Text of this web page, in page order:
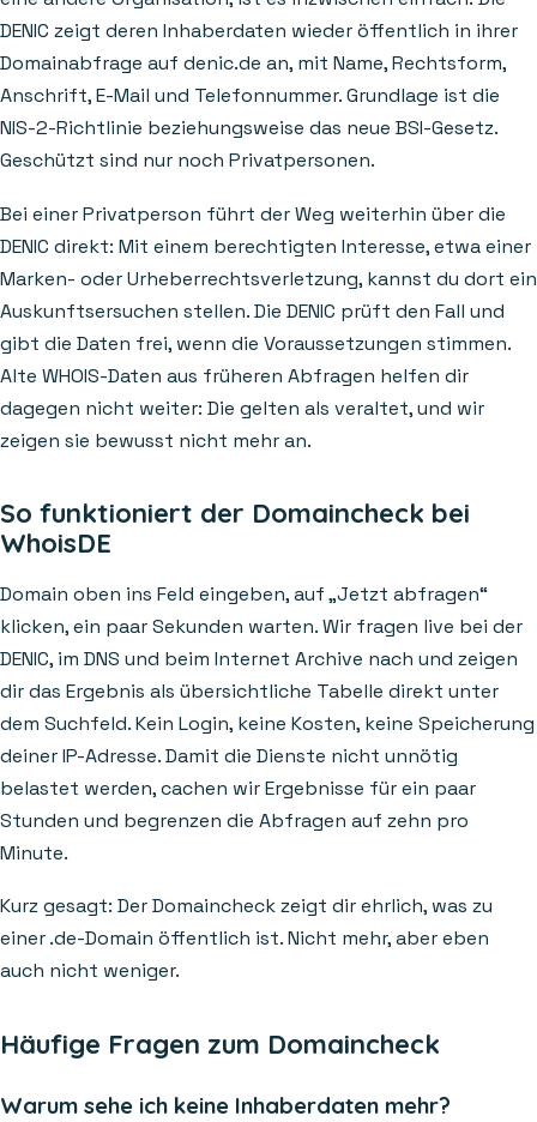
DENIC zeigt deren Inhaberdaten wieder öffentlich in ihrer
Domainabfrage auf denic.de an, mit Name, Rechtsform,
Anschrift, E-Mail und Telefonnummer. Grundlage ist die
NIS-2-Richtlinie beziehungsweise das neue BSI-Gesetz.
Geschützt sind nur noch Privatpersonen.
Bei einer Privatperson führt der Weg weiterhin über die
DENIC direkt: Mit einem berechtigten Interesse, etwa einer
Marken- oder Urheberrechtsverletzung, kannst du dort ein
Auskunftsersuchen stellen. Die DENIC prüft den Fall und
gibt die Daten frei, wenn die Voraussetzungen stimmen.
Alte WHOIS-Daten aus früheren Abfragen helfen dir
dagegen nicht weiter: Die gelten als veraltet, und wir
zeigen sie bewusst nicht mehr an.
So funktioniert der Domaincheck bei
WhoisDE
Domain oben ins Feld eingeben, auf „Jetzt abfragen“
klicken, ein paar Sekunden warten. Wir fragen live bei der
DENIC, im DNS und beim Internet Archive nach und zeigen
dir das Ergebnis als übersichtliche Tabelle direkt unter
dem Suchfeld. Kein Login, keine Kosten, keine Speicherung
deiner IP-Adresse. Damit die Dienste nicht unnötig
belastet werden, cachen wir Ergebnisse für ein paar
Stunden und begrenzen die Abfragen auf zehn pro
Minute.
Kurz gesagt: Der Domaincheck zeigt dir ehrlich, was zu
einer .de-Domain öffentlich ist. Nicht mehr, aber eben
auch nicht weniger.
Häufige Fragen zum Domaincheck
Warum sehe ich keine Inhaberdaten mehr?